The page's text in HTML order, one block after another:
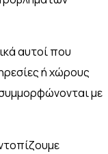
αυτοί που
ή χώρους
με